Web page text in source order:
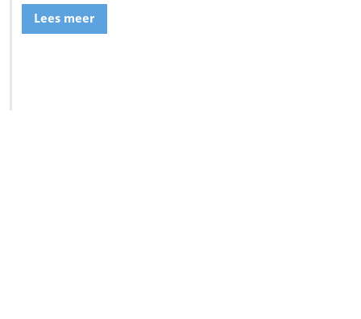
Lees meer